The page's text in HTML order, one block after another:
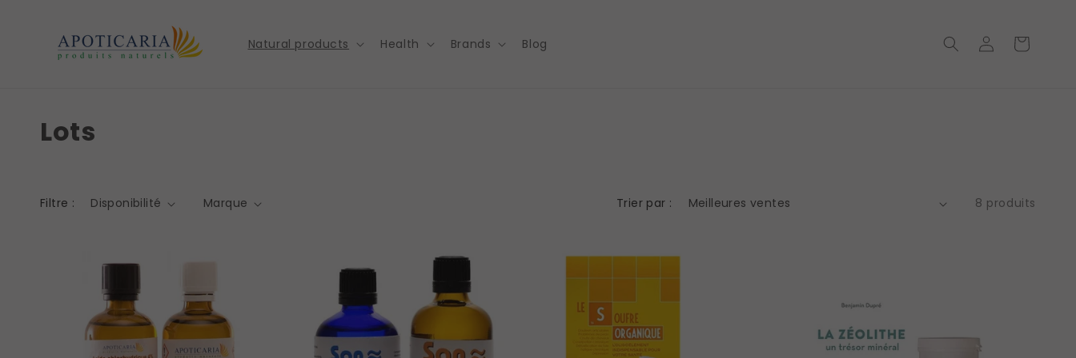
contenu
Natural products Health Brands Blog
Connexion
→
Basket
Lots
Filtre : Disponibilité Marque Trier par : 8 produits